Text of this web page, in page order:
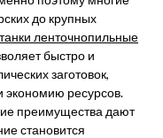
до крупных
ленточнопильные
быстро и
заготовок,
экономию ресурсов.
преимущества дают
становится